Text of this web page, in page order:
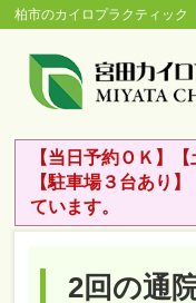
柏市のカイロプラクティック
【当日予約ＯＫ】
【駐車場３台あり
ています。
2回の通